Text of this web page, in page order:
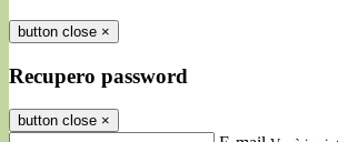
button close ×
Recupero password
button close ×